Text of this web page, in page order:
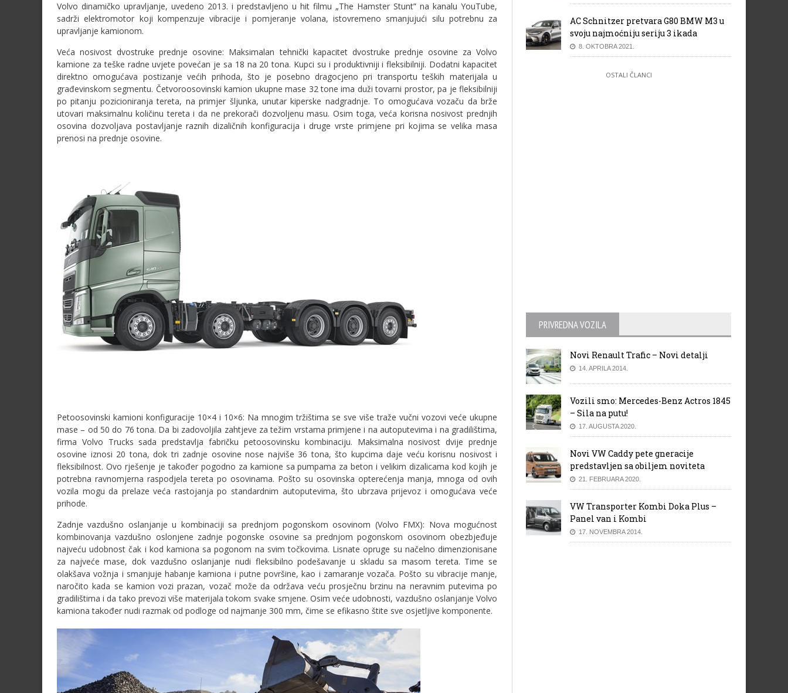
Volvo dinamičko upravljanje, uvedeno 2013. i predstavljeno u hit filmu „The Hamster Stunt” na kanalu YouTube,
sadrži elektromotor koji kompenzuje vibracije i pomjeranje volana, istovremeno smanjujući silu potrebnu za
upravljanje kamionom.
Veća nosivost dvostruke prednje osovine: Maksimalan tehnički kapacitet dvostruke prednje osovine za Volvo
kamione za teške radne uvjete povećan je sa 18 na 20 tona. Kupci su i produktivniji i fleksibilniji. Dodatni kapacitet
direktno omogućava postizanje većih prihoda, što je posebno dragocjeno pri transportu teških materijala u
građevinskom segmentu. Četvoroosovinski kamion ukupne mase 32 tone ima duži tovarni prostor, pa je fleksibilniji
po pitanju pozicioniranja tereta, na primjer šljunka, unutar kiperske nadgradnje. To omogućava vozaču da brže
utovari maksimalnu količinu tereta i da ne prekorači dozvoljenu masu. Osim toga, veća korisna nosivost prednjih
osovina dozvoljava postavljanje raznih dizaličnih konfiguracija i druge vrste primjene pri kojima se velika masa
prenosi na prednje osovine.
Petoosovinski kamioni konfiguracije 10×4 i 10×6: Na mnogim tržištima se sve više traže vučni vozovi veće ukupne
mase – od 50 do 76 tona. Da bi zadovoljila zahtjeve za težim vrstama primjene i na autoputevima i na gradilištima,
firma Volvo Trucks sada predstavlja fabričku petoosovinsku kombinaciju. Maksimalna nosivost dvije prednje
osovine iznosi 20 tona, dok tri zadnje osovine nose najviše 36 tona, što kupcima daje veću korisnu nosivost i
fleksibilnost. Ovo rješenje je također pogodno za kamione sa pumpama za beton i velikim dizalicama kod kojih je
potrebna ravnomjerna raspodjela tereta po osovinama. Pošto su osovinska opterećenja manja, mnoga od ovih
vozila mogu da prelaze veća rastojanja po standardnim autoputevima, što ubrzava prijevoz i omogućava veće
prihode.
Zadnje vazdušno oslanjanje u kombinaciji sa prednjom pogonskom osovinom (Volvo FMX): Nova mogućnost
kombinovanja vazdušno oslonjene zadnje pogonske osovine sa prednjom pogonskom osovinom obezbjeđuje
najveću udobnost čak i kod kamiona sa pogonom na svim točkovima. Lisnate opruge su načelno dimenzionisane
za najveće mase, dok vazdušno oslanjanje nudi fleksibilno podešavanje u skladu sa masom tereta. Time se
olakšava vožnja i smanjuje habanje kamiona i putne površine, kao i zamaranje vozača. Pošto su vibracije manje,
naročito kada se kamion vozi prazan, vozač može da održava veću prosječnu brzinu na neravnim putevima po
gradilištima i da tako prevozi više materijala tokom svake smjene. Osim veće udobnosti, vazdušno oslanjanje Volvo
kamiona također nudi razmak od podloge od najmanje 300 mm, čime se efikasno štite sve osjetljive komponente.
AC Schnitzer pretvara G80 BMW M3 u
svoju najmoćniju seriju 3 ikada
8. OKTOBRA 2021.
OSTALI ČLANCI
PRIVREDNA VOZILA
Novi Renault Trafic – Novi detalji
14. APRILA 2014.
Vozili smo: Mercedes-Benz Actros 1845
– Sila na putu!
17. AUGUSTA 2020.
Novi VW Caddy pete gneracije
predstavljen sa obiljem noviteta
21. FEBRUARA 2020.
VW Transporter Kombi Doka Plus –
Panel van i Kombi
17. NOVEMBRA 2014.